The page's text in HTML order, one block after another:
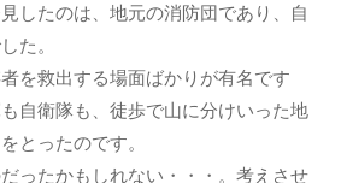
したのは、地元の消防団であり、自
た。
を救出する場面ばかりが有名です
自衛隊も、徒歩で山に分けいった地
とったのです。
ったかもしれない・・・。考えさせ